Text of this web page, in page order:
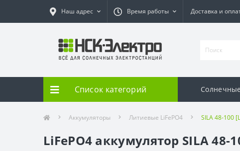
Наш адрес Время работы Доставка и
Список категорий
Аккумуляторы Литиевые LiFePO4 SILA 48-100
LiFePO4 аккумулятор SILA 48-